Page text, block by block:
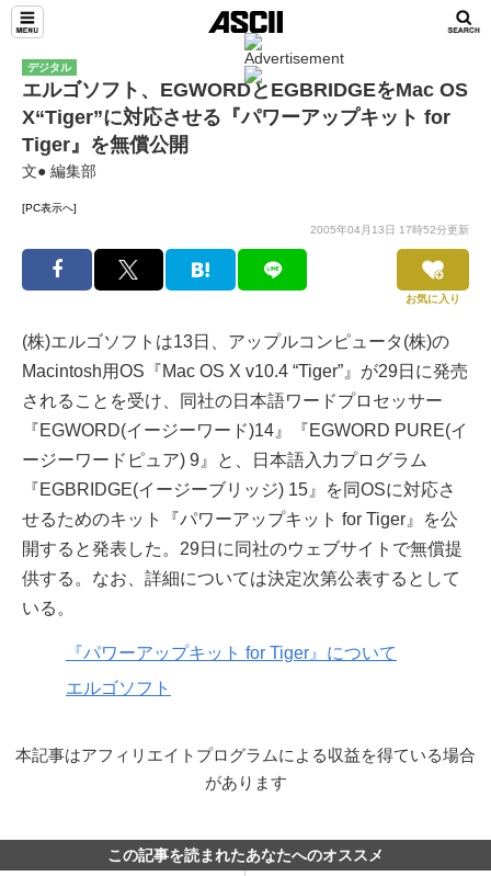
デジタル
エルゴソフト、EGWORDとEGBRIDGEをMac OS
X“Tiger”に対応させる『パワーアップキット for
Tiger』を無償公開
文● 編集部
[PC表示へ]
2005年04月13日 17時52分更新
お気に入り
(株)エルゴソフトは13日、アップルコンピュータ(株)の
Macintosh用OS『Mac OS X v10.4 “Tiger”』が29日に発売
されることを受け、同社の日本語ワードプロセッサー
『EGWORD(イージーワード)14』『EGWORD PURE(イ
ージーワードピュア) 9』と、日本語入力プログラム
『EGBRIDGE(イージーブリッジ) 15』を同OSに対応さ
せるためのキット『パワーアップキット for Tiger』を公
開すると発表した。29日に同社のウェブサイトで無償提
供する。なお、詳細については決定次第公表するとして
いる。
『パワーアップキット for Tiger』について
エルゴソフト
本記事はアフィリエイトプログラムによる収益を得ている場合
があります
この記事を読まれたあなたへのオススメ